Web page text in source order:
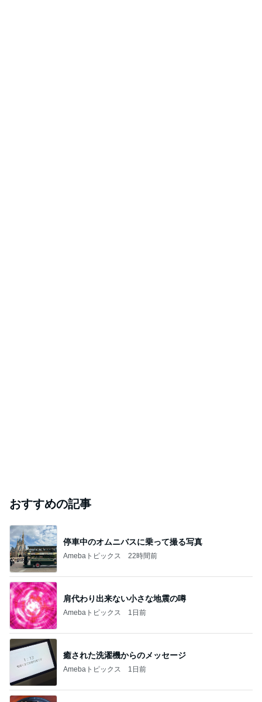
おすすめの記事
停車中のオムニバスに乗って撮る写真
Amebaトピックス 22時間前
肩代わり出来ない小さな地震の噂
Amebaトピックス 1日前
癒された洗濯機からのメッセージ
Amebaトピックス 1日前